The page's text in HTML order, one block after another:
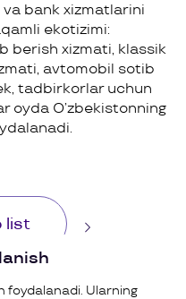
va bank xizmatlarini
ekotizimi:
berish xizmati, klassik
avtomobil sotib
tadbirkorlar uchun
oyda O’zbekistonning
list
foydalanadi. Ularning